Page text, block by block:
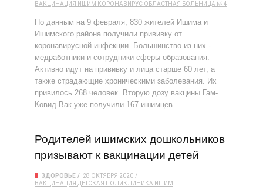
ВАКЦИНАЦИЯ ИШИМ КОРОНАВИРУС ОБЛАСТНАЯ БОЛЬНИЦА № 4
По данным на 9 февраля, 830 жителей Ишима и
Ишимского района получили прививку от
коронавирусной инфекции. Большинство из них -
медработники и сотрудники сферы образования.
Активно идут на прививку и лица старше 60 лет, а
также страдающие хроническими заболевания. Их
привилось 268 человек. Вторую дозу вакцины Гам-
Ковид-Вак уже получили 167 ишимцев.
Родителей ишимских дошкольников
призывают к вакцинации детей
ЗДОРОВЬЕ
28 ОКТЯБРЯ 2020
ВАКЦИНАЦИЯ ДЕТСКАЯ ПОЛИКЛИНИКА ИШИМ